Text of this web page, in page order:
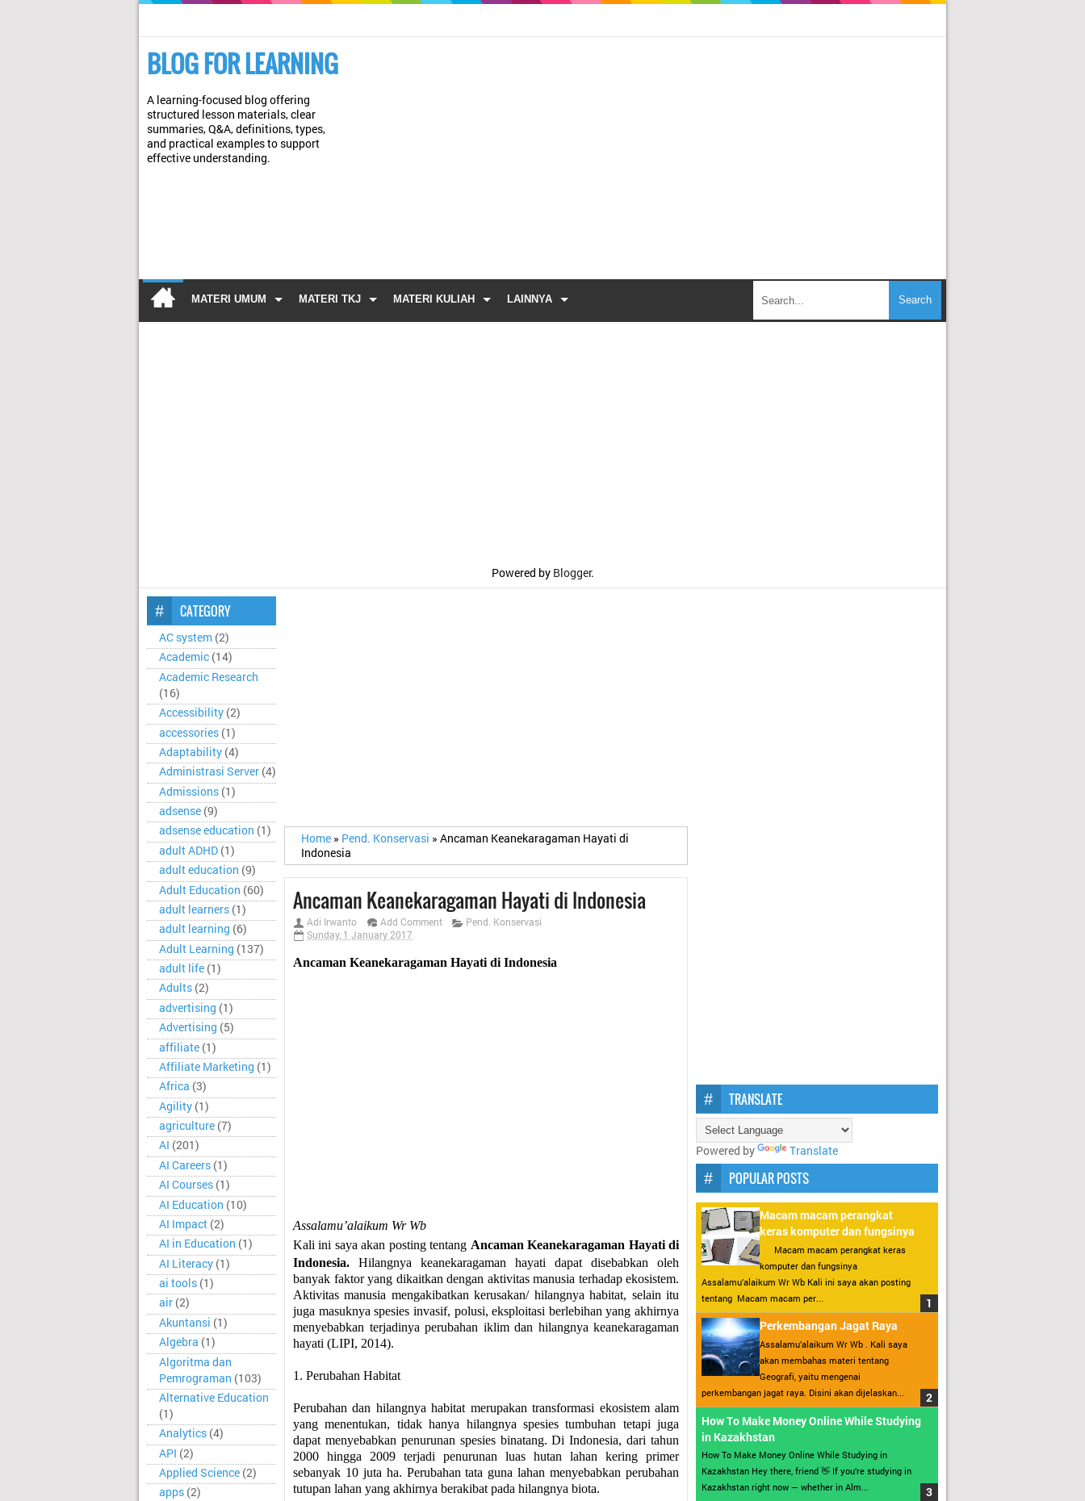
BLOG FOR LEARNING
A learning-focused blog offering
structured lesson materials, clear
summaries, Q&A, definitions, types,
and practical examples to support
effective understanding.
MATERI UMUM MATERI TKJ MATERI KULIAH LAINNYA
Powered by Blogger.
CATEGORY
AC system (2)
Academic (14)
Academic Research
(16)
Accessibility (2)
accessories (1)
Adaptability (4)
Administrasi Server (4)
Admissions (1)
adsense (9)
adsense education (1)
adult ADHD (1)
adult education (9)
Adult Education (60)
adult learners (1)
adult learning (6)
Adult Learning (137)
adult life (1)
Adults (2)
advertising (1)
Advertising (5)
affiliate (1)
Affiliate Marketing (1)
Africa (3)
Agility (1)
agriculture (7)
AI (201)
AI Careers (1)
AI Courses (1)
AI Education (10)
AI Impact (2)
AI in Education (1)
AI Literacy (1)
ai tools (1)
air (2)
Akuntansi (1)
Algebra (1)
Algoritma dan
Pemrograman (103)
Alternative Education
(1)
Analytics (4)
API (2)
Applied Science (2)
apps (2)
Home » Pend. Konservasi » Ancaman Keanekaragaman Hayati di
Indonesia
Ancaman Keanekaragaman Hayati di Indonesia
Adi Irwanto Add Comment
Pend. Konservasi
Sunday, 1 January 2017
Ancaman Keanekaragaman Hayati di Indonesia
Assalamu’alaikum Wr Wb
Kali ini saya akan posting tentang Ancaman Keanekaragaman Hayati di
Indonesia. Hilangnya keanekaragaman hayati dapat disebabkan oleh
banyak faktor yang dikaitkan dengan aktivitas manusia terhadap ekosistem.
Aktivitas manusia mengakibatkan kerusakan/ hilangnya habitat, selain itu
juga masuknya spesies invasif, polusi, eksploitasi berlebihan yang akhirnya
menyebabkan terjadinya perubahan iklim dan hilangnya keanekaragaman
hayati (LIPI, 2014).
1. Perubahan Habitat
Perubahan dan hilangnya habitat merupakan transformasi ekosistem alam
yang menentukan, tidak hanya hilangnya spesies tumbuhan tetapi juga
dapat menyebabkan penurunan spesies binatang. Di Indonesia, dari tahun
2000 hingga 2009 terjadi penurunan luas hutan lahan kering primer
sebanyak 10 juta ha. Perubahan tata guna lahan menyebabkan perubahan
tutupan lahan yang akhirnya berakibat pada hilangnya biota.
TRANSLATE
Powered by Translate
POPULAR POSTS
Macam macam perangkat
keras komputer dan fungsinya
Macam macam perangkat keras
komputer dan fungsinya
Assalamu’alaikum Wr Wb Kali ini saya akan posting
tentang Macam macam per...
Perkembangan Jagat Raya
Assalamu’alaikum Wr Wb . Kali saya
akan membahas materi tentang
Geografi, yaitu mengenai
perkembangan jagat raya. Disini akan dijelaskan...
How To Make Money Online While Studying
in Kazakhstan
How To Make Money Online While Studying in
Kazakhstan Hey there, friend 👋 If you’re studying in
Kazakhstan right now — whether in Alm...